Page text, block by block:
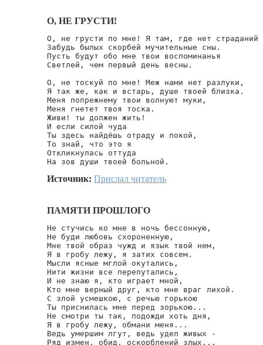
О, НЕ ГРУСТИ!
О, не грусти по мне! Я там, где нет страданий
Забудь былых скорбей мучительные сны.
Пусть будут обо мне твои воспоминанья
Светлей, чем первый день весны.
О, не тоскуй по мне! Меж нами нет разлуки,
Я так же, как и встарь, душе твоей близка.
Меня попрежнему твои волнуют муки,
Меня гнетет твоя тоска.
Живи! ты должен жить!
И если силой чуда
Ты здесь найдёшь отраду и покой,
То знай, что это я
Откликнулась оттуда
На зов души твоей больной.
Источник: Прислал читатель
ПАМЯТИ ПРОШЛОГО
Не стучись ко мне в ночь бессонную,
Не буди любовь схороненную,
Мне твой образ чужд и язык твой нем,
Я в гробу лежу, я затих совсем.
Мысли ясные мглой окутались,
Нити жизни все перепутались,
И не знаю я, кто играет мной,
Кто мне верный друг, кто мне враг лихой.
С злой усмешкою, с речью горькою
Ты приснилась мне перед зорькою...
Не смотри ты так, подожди хоть дня,
Я в гробу лежу, обмани меня...
Ведь умершим лгут, ведь удел живых -
Ряд измен, обид, оскорблений злых...